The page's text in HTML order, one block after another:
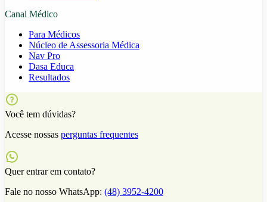
Canal Médico
Para Médicos
Núcleo de Assessoria Médica
Nav Pro
Dasa Educa
Resultados
Você tem dúvidas?
Acesse nossas perguntas frequentes
Quer entrar em contato?
Fale no nosso WhatsApp: (48) 3952-4200